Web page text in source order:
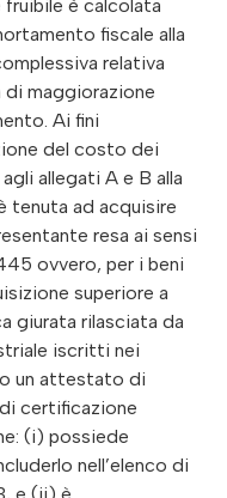
fruibile è calcolata
fiscale alla
relativa
di maggiorazione
Ai fini
del costo dei
allegati A e B alla
tenuta ad acquisire
resa ai sensi
ovvero, per i beni
superiore a
giurata rilasciata da
iscritti nei
un attestato di
certificazione
(i) possiede
nell’elenco di